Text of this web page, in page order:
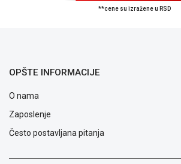
**cene su izražene u RSD
OPŠTE INFORMACIJE
O nama
Zaposlenje
Često postavljana pitanja